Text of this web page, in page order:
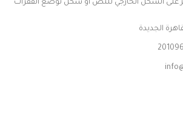
على الشكل الخارجي للنص أو شكل توضع الفقرات
الجديدة